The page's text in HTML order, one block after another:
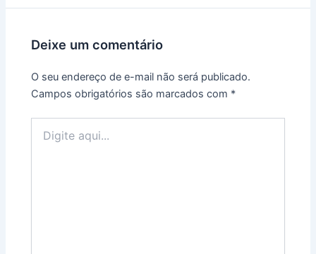
Deixe um comentário
O seu endereço de e-mail não será publicado.
Campos obrigatórios são marcados com *
aqui...